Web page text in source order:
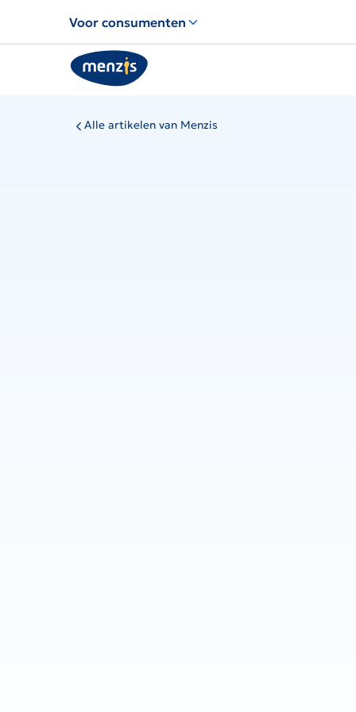
voor
snelle
navigatie
Voor consumenten
Alle artikelen van Menzis